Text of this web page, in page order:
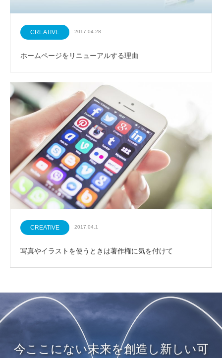
CREATIVE 2017.04.28
ホームページをリニューアルする理由
CREATIVE 2017.04.1
写真やイラストを使うときは著作権に気を付けて
今ここにない未来を創造し新しい可